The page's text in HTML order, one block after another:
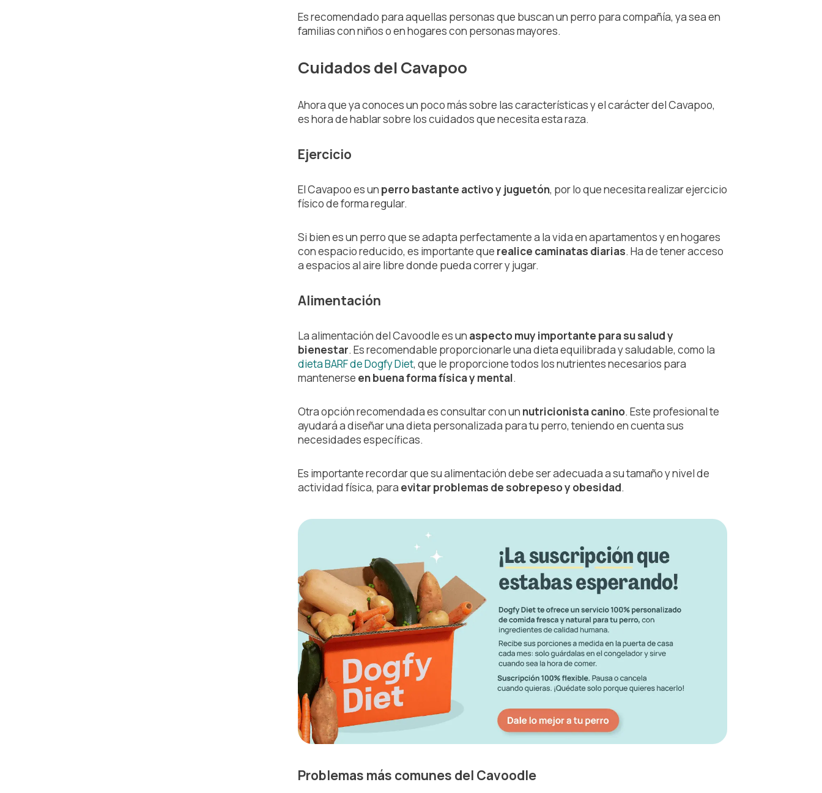
Es recomendado para aquellas personas que buscan un perro para compañía, ya sea en
familias con niños o en hogares con personas mayores.
Cuidados del Cavapoo
Ahora que ya conoces un poco más sobre las características y el carácter del Cavapoo,
es hora de hablar sobre los cuidados que necesita esta raza.
Ejercicio
El Cavapoo es un perro bastante activo y juguetón, por lo que necesita realizar ejercicio
físico de forma regular.
Si bien es un perro que se adapta perfectamente a la vida en apartamentos y en hogares
con espacio reducido, es importante que realice caminatas diarias. Ha de tener acceso
a espacios al aire libre donde pueda correr y jugar.
Alimentación
La alimentación del Cavoodle es un aspecto muy importante para su salud y
bienestar. Es recomendable proporcionarle una dieta equilibrada y saludable, como la
dieta BARF de Dogfy Diet, que le proporcione todos los nutrientes necesarios para
mantenerse en buena forma física y mental.
Otra opción recomendada es consultar con un nutricionista canino. Este profesional te
ayudará a diseñar una dieta personalizada para tu perro, teniendo en cuenta sus
necesidades específicas.
Es importante recordar que su alimentación debe ser adecuada a su tamaño y nivel de
actividad física, para evitar problemas de sobrepeso y obesidad.
Problemas más comunes del Cavoodle